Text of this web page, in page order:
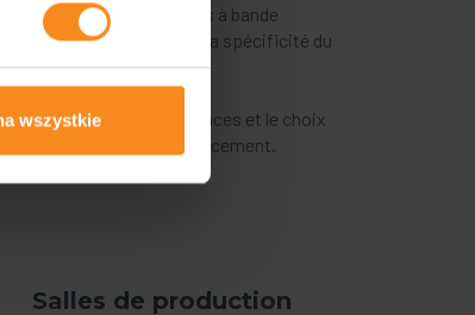
wszystkie
jusqu’aux trieurs à bande
en tenant compte de la spécificité du
à-dire les performances et le choix
qui fonctionne efficacement.
Salles de production